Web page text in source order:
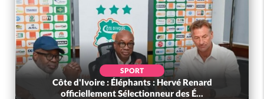
SPORT
Côte d'Ivoire : Éléphants : Hervé Renard
officiellement Sélectionneur des É...